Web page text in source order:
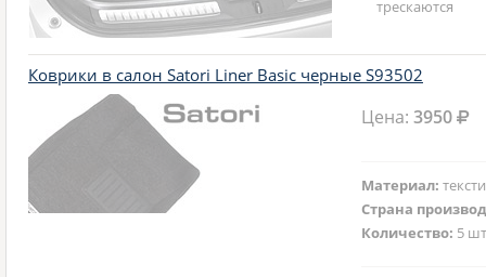
трескаются
Коврики в салон Satori Liner Basic черные S93502
Цена:3950
Материал:
Страна
Количество: 5